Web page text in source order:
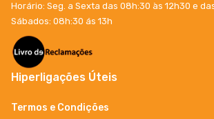
Horário: Seg. a Sexta das 08h:30 às 12h30 e
Sábados: 08h:30 ás 13h
Hiperligações Úteis
Termos e Condições